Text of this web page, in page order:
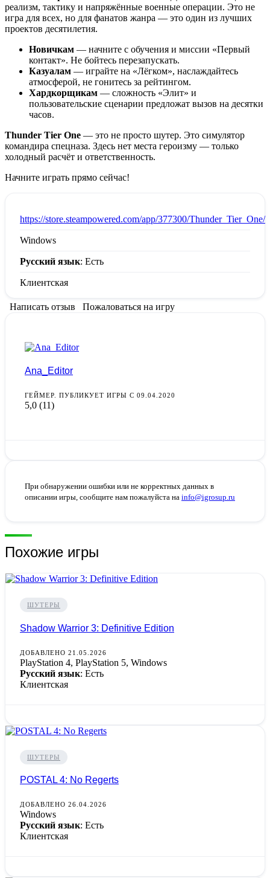
реализм, тактику и напряжённые военные операции. Это не
игра для всех, но для фанатов жанра — это один из лучших
проектов десятилетия.
Новичкам — начните с обучения и миссии «Первый
контакт». Не бойтесь перезапускать.
Казуалам — играйте на «Лёгком», наслаждайтесь
атмосферой, не гонитесь за рейтингом.
Хардкорщикам — сложность «Элит» и
пользовательские сценарии предложат вызов на десятки
часов.
Thunder Tier One — это не просто шутер. Это симулятор
командира спецназа. Здесь нет места героизму — только
холодный расчёт и ответственность.
Начните играть прямо сейчас!
https://store.steampowered.com/app/377300/Thunder_Tier_One/
Windows
Русский язык: Есть
Клиентская
Написать отзыв Пожаловаться на игру
Ana_Editor
ГЕЙМЕР. ПУБЛИКУЕТ ИГРЫ С 09.04.2020
5,0 (11)
При обнаружении ошибки или не корректных данных в
описании игры, сообщите нам пожалуйста на info@igrosup.ru
Похожие игры
ШУТЕРЫ
Shadow Warrior 3: Definitive Edition
ДОБАВЛЕНО 21.05.2026
PlayStation 4, PlayStation 5, Windows
Русский язык: Есть
Клиентская
ШУТЕРЫ
POSTAL 4: No Regerts
ДОБАВЛЕНО 26.04.2026
Windows
Русский язык: Есть
Клиентская